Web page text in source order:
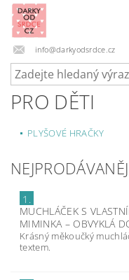
info@darkyodsrdce.cz
PRO DĚTI
PLYŠOVÉ HRAČKY
1.
MUCHLÁČEK S
MIMINKA – OBVYKLÁ
Krásný měkoučký
textem.